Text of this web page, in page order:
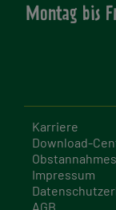
Montag bis
Karriere
Download-
Impressum
AGB